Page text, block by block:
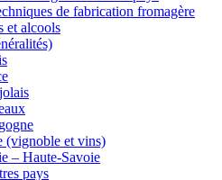
de fabrication fromagère
et alcools
(vignoble et vins)
– Haute-Savoie
pays